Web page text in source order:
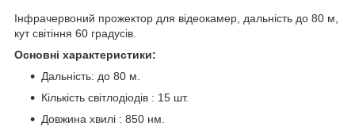
Інфрачервоний прожектор для відеокамер, дальність до 80 м,
кут світіння 60 градусів.
Основні характеристики:
Дальність: до 80 м.
Кількість світлодіодів : 15 шт.
Довжина хвилі : 850 нм.